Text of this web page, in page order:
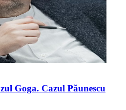
Goga. Cazul Păunescu